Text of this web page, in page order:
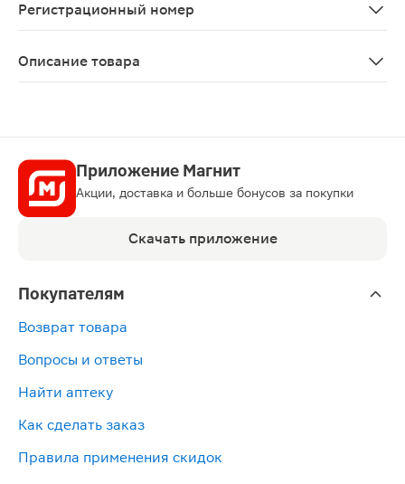
Регистрационный номер
Описание товара
Приложение Магнит
Акции, доставка и больше бонусов за покупки
Скачать приложение
Покупателям
Возврат товара
Вопросы и ответы
Найти аптеку
Как сделать заказ
Правила применения скидок